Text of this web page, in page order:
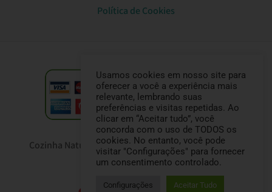
Política de Cookies
Cozinha Natural Pet © Todos os direitos reservados
CNPJ: 33.473.699/0001-66
Usamos cookies em nosso site para
oferecer a você a experiência mais
relevante, lembrando suas
preferências e visitas repetidas. Ao
clicar em “Aceitar tudo”, você
concorda com o uso de TODOS os
cookies. No entanto, você pode
visitar "Configurações" para fornecer
um consentimento controlado.
Configurações Aceitar Tudo